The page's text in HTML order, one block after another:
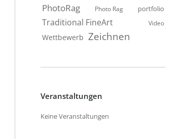
PhotoRag Photo Rag portfolio
Traditional FineArt Video
Wettbewerb Zeichnen
Veranstaltungen
Keine Veranstaltungen